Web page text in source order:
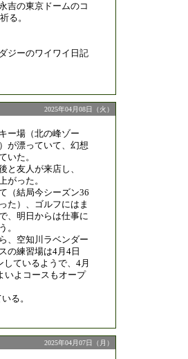
吉の東京ドームのコ
る。
ジーのワイワイ日記
2025年04月08日（火）
ー場（北の峰ゾー
が漂っていて、幻想
いた。
と友人が来店し、
がった。
（結局今シーズン36
た）、ゴルフにはま
、明日からは仕事に
。
、空知川ラベンダー
の練習場は4月4日
しているようで、4月
いよコースもオープ
る。
2025年04月07日（月）